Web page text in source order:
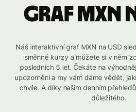
graf MXN
Náš interaktivní graf MXN na USD
směnné kurzy a můžete si v něm
posledních 5 let. Čekáte na
upozornění a my vám dáme vědět,
chvíle. A díky našim denním
důležitého.